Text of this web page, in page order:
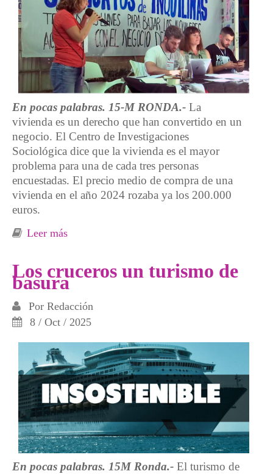
En pocas palabras. 15-M RONDA.- La
vivienda es un derecho que han convertido en un
negocio. El Centro de Investigaciones
Sociológica dice que la vivienda es el mayor
problema para una de cada tres personas
encuestadas. El precio medio de compra de una
vivienda en el año 2024 rozaba ya los 200.000
euros.
Leer más
Los cruceros un turismo de
basura
Por Redacción
8 / Oct / 2025
En pocas palabras. 15M Ronda.- El turismo de